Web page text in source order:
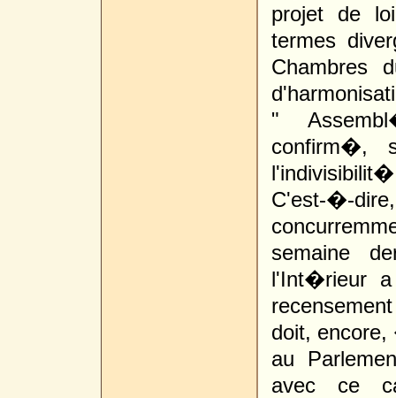
projet de
termes
Chambres
"
C'est-�-
semaine
l'Int�rieur
doit,
au
avec ce